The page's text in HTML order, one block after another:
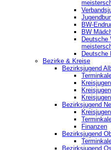
BW-
BW
Deutsche
Deutsche
Bezirke & Kreise
Bezirksjugend
Bezirksjugend
Finanzen
Bezirksjugend
Bezirksjugend